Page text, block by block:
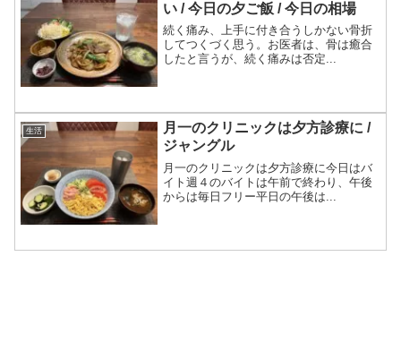
い / 今日の夕ご飯 / 今日の相場
続く痛み、上手に付き合うしかない骨折
してつくづく思う。お医者は、骨は癒合
したと言うが、続く痛みは否定...
生活
月一のクリニックは夕方診療に /
ジャングル
月一のクリニックは夕方診療に今日はバ
イト週４のバイトは午前で終わり、午後
からは毎日フリー平日の午後は...